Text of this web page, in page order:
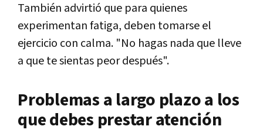
También advirtió que para quienes
experimentan fatiga, deben tomarse el
ejercicio con calma. "No hagas nada que lleve
a que te sientas peor después".
Problemas a largo plazo a los
que debes prestar atención